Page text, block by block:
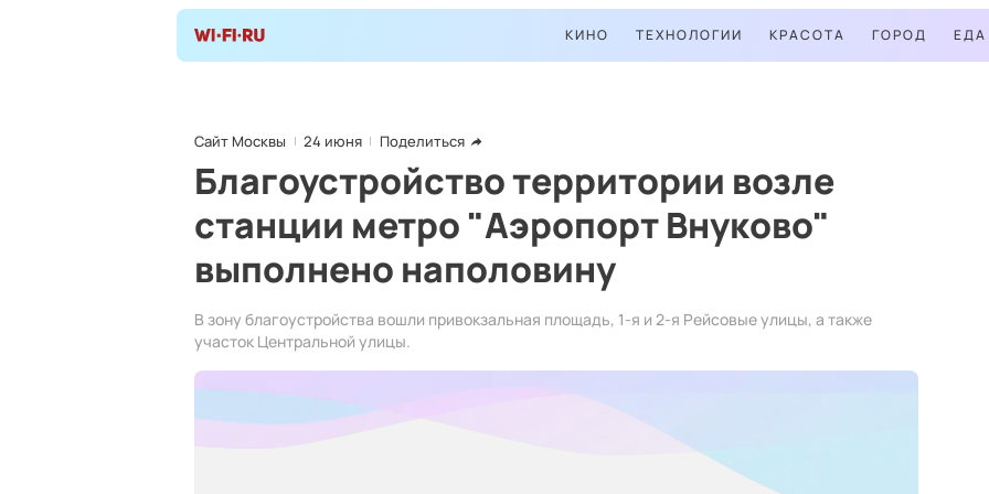
КИНО ТЕХНОЛОГИИ КРАСОТА ГОРОД ЕДА
Сайт Москвы 24 июня Поделиться
Благоустройство территории возле
станции метро "Аэропорт Внуково"
выполнено наполовину
В зону благоустройства вошли привокзальная площадь, 1-я и 2-я Рейсовые улицы, а также
участок Центральной улицы.